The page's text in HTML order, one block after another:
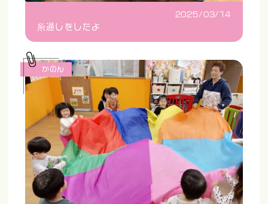
2025/03/14
糸通しをしたよ
かのん